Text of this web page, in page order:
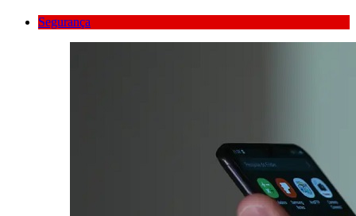
Segurança